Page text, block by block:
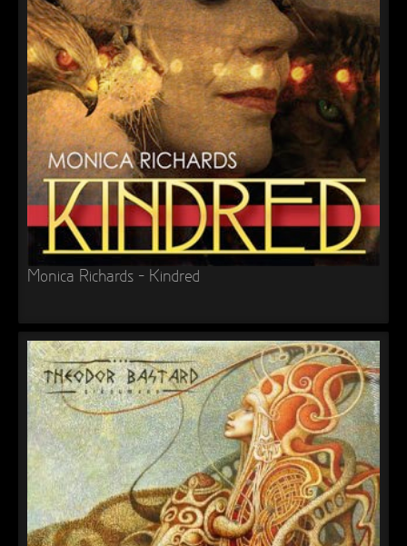
Monica Richards – Kindred